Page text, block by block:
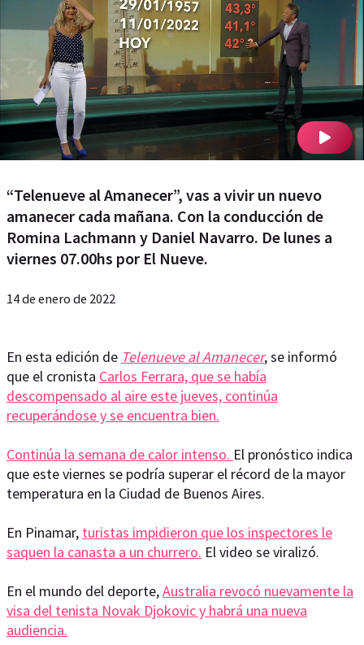
“Telenueve al Amanecer”, vas a vivir un nuevo
amanecer cada mañana. Con la conducción de
Romina Lachmann y Daniel Navarro. De lunes a
viernes 07.00hs por El Nueve.
14 de enero de 2022
En esta edición de Telenueve al Amanecer, se informó
que el cronista Carlos Ferrara, que se había
descompensado al aire este jueves, continúa
recuperándose y se encuentra bien.
Continúa la semana de calor intenso. El pronóstico indica
que este viernes se podría superar el récord de la mayor
temperatura en la Ciudad de Buenos Aires.
En Pinamar, turistas impidieron que los inspectores le
saquen la canasta a un churrero. El video se viralizó.
En el mundo del deporte,Australia revocó nuevamente la
visa del tenista Novak Djokovic y habrá una nueva
audiencia.